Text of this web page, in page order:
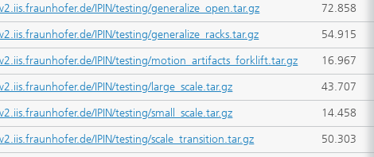
IPIN/testing/generalize_open.tar.gz
72.858
IPIN/testing/generalize_racks.tar.gz
54.915
IPIN/testing/motion_artifacts_forklift.tar.gz
16.967
IPIN/testing/large_scale.tar.gz
43.707
IPIN/testing/small_scale.tar.gz
14.458
IPIN/testing/scale_transition.tar.gz
50.303